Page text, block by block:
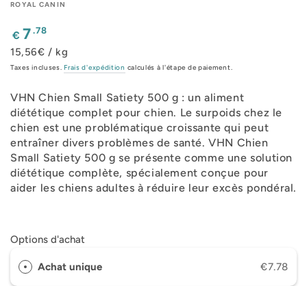
ROYAL CANIN
Prix
€ 7.78
15,56€ / kg
Taxes incluses. Frais d'expédition calculés à l'étape de paiement.
VHN Chien Small Satiety 500 g : un aliment
diététique complet pour chien. Le surpoids chez le
chien est une problématique croissante qui peut
entraîner divers problèmes de santé. VHN Chien
Small Satiety 500 g se présente comme une solution
diététique complète, spécialement conçue pour
aider les chiens adultes à réduire leur excès pondéral.
Options d'achat
Achat unique €7.78